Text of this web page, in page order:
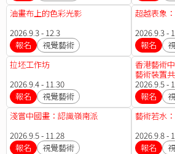
油畫布上的色彩光影
2026.9.3 - 12.3
報名
視覺藝術
超越表象
2026.9.3 -
報名
拉坯工作坊
2026.9.4 - 11.30
報名
視覺藝術
香港藝術
藝術裝置
2026.9.5 -
報名
淺嘗中國畫：認識嶺南派
2026.9.5 - 11.28
報名
視覺藝術
藝術若水
2026.9.8 -
報名